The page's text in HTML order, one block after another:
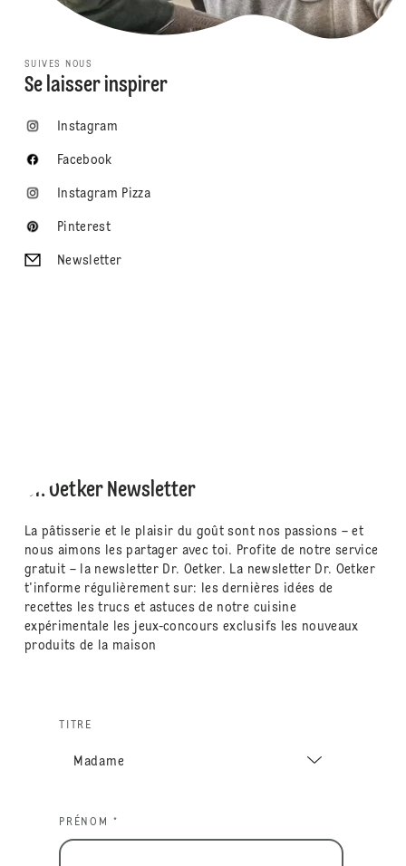
SUIVES NOUS
Se laisser inspirer
Instagram
Facebook
Instagram Pizza
Pinterest
Newsletter
Dr. Oetker Newsletter
La pâtisserie et le plaisir du goût sont nos passions – et
nous aimons les partager avec toi. Profite de notre service
gratuit – la newsletter Dr. Oetker. La newsletter Dr. Oetker
t'informe régulièrement sur: les dernières idées de
recettes les trucs et astuces de notre cuisine
expérimentale les jeux-concours exclusifs les nouveaux
produits de la maison
TITRE
PRÉNOM *